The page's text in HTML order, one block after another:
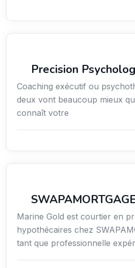
Precision
Coaching exécutif ou
deux vont beaucoup mieux
connaît votre
Marine Gold est courtier en
hypothécaires chez
tant que professionnelle